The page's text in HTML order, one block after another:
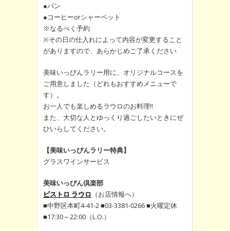
●パン
●コーヒーorシャーベット
※なるべく予約
※その日の仕入れによって内容が変更すること
がありますので、あらかじめご了承ください
美味いっぴんラリー用に、オリジナルコースを
ご用意しました（どれもおすすめメニューで
す）。
お一人でも楽しめるラウロのお料理!!
また、大切な人とゆっくり過ごしたいときにぜ
ひいらしてください。
【美味いっぴんラリー特典】
グラスワインサービス
美味いっぴん倶楽部
ビストロ ラウロ （お店情報へ）
■中野区本町4-41-2 ■03-3381-0266 ■火曜定休
■17:30～22:00（L.O.）